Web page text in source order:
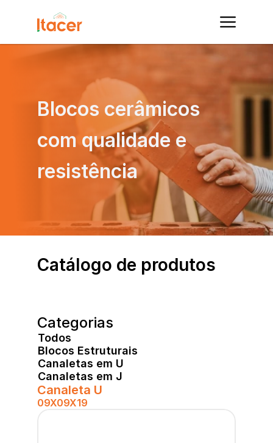
Catálogo de produtos
Canaleta U
09X09X19
Categorias
Todos
Blocos Estruturais
Canaletas em U
Canaletas em J
Blocos cerâmicos
com qualidade e
resistência